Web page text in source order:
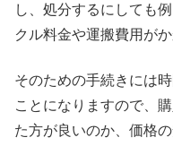
し、処分するにしても
クル料金や運搬費用がか
そのための手続きには
ことになりますので、
た方が良いのか、価格